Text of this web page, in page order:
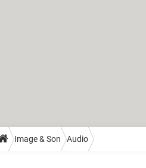
Image & Son Audio